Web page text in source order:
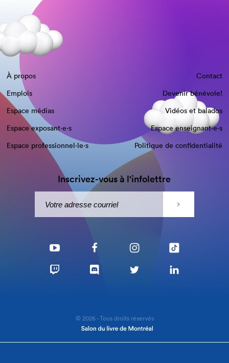
À propos
Contact
Emplois
Devenir bénévole!
Espace médias
Vidéos et balados
Espace exposant·e⋅s
Espace enseignant·e⋅s
Espace professionnel·le⋅s
Politique de confidentialité
Inscrivez-vous à l'infolettre
© 2026 - Tous droits réservés